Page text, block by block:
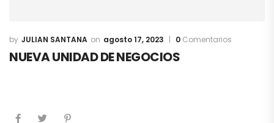
JULIAN SANTANA agosto 17, 2023 0 Comentarios
NUEVA UNIDAD DE NEGOCIOS